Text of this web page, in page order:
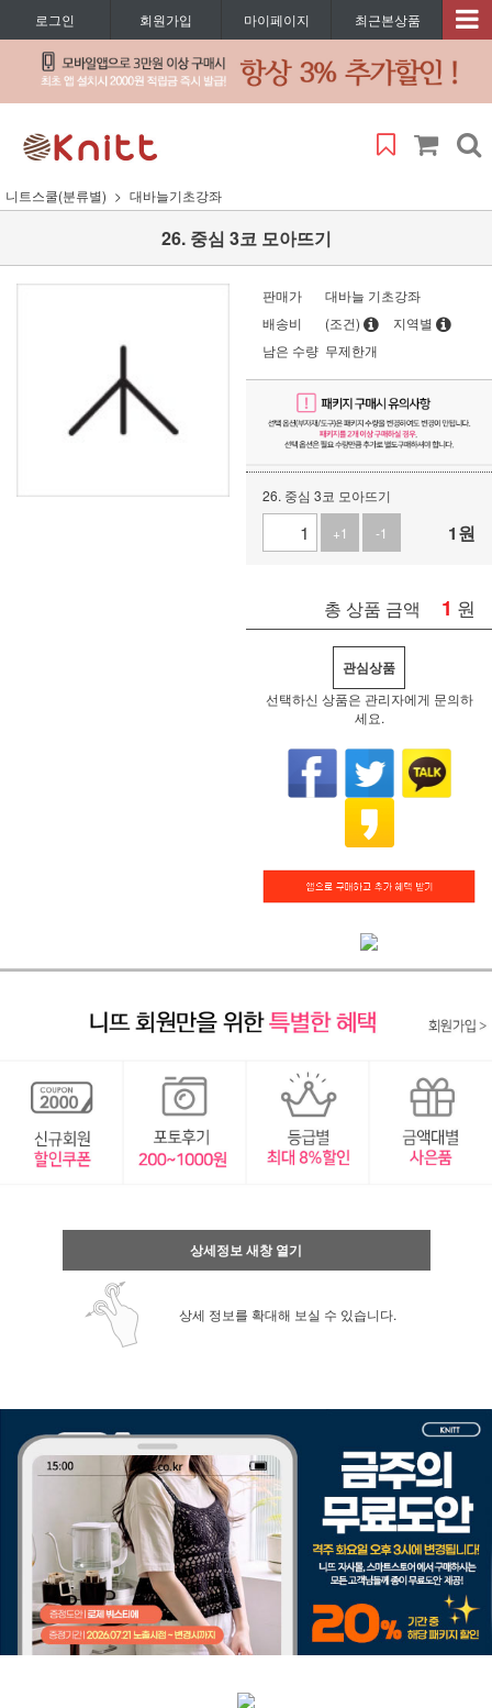
로그인 회원가입 마이페이지 최근본상품
니트스쿨(분류별) 대바늘기초강좌
26. 중심 3코 모아뜨기
판매가
대바늘 기초강좌
배송비
(조건)
지역별
남은 수량 무제한개
26. 중심 3코 모아뜨기
+1
-1 1원
총 상품 금액 1 원
관심상품
선택하신 상품은 관리자에게 문의하
세요.
상세정보 새창 열기
상세 정보를 확대해 보실 수 있습니다.